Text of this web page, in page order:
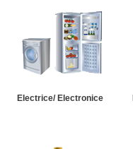
Electrice/ Electronice